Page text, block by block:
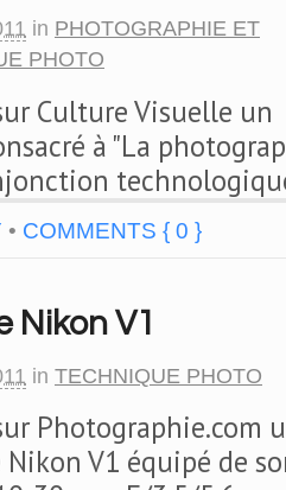
in PHOTOGRAPHIE ET
PHOTO
Culture Visuelle un
à "La
• COMMENTS { 0 }
Nikon V1
in TECHNIQUE PHOTO
Photographie.com
V1 équipé de